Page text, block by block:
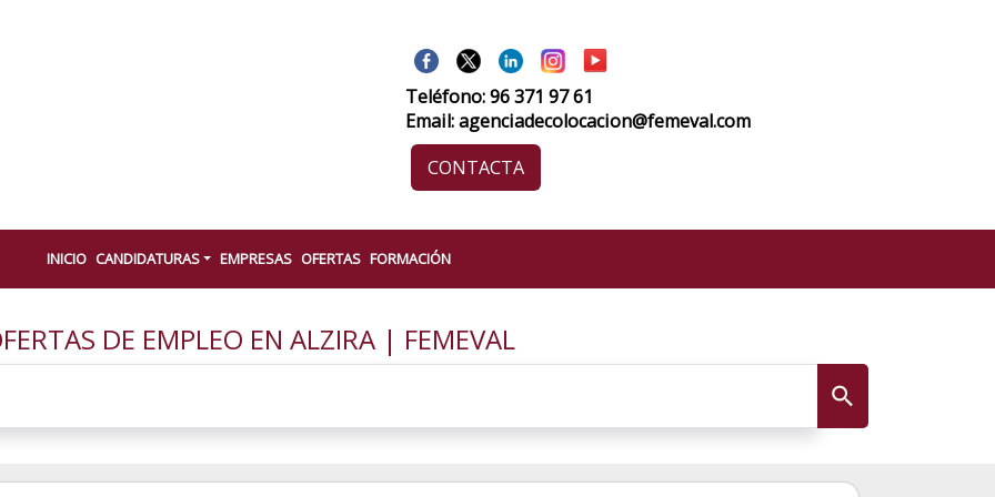
Teléfono: 96 371 97 61
Email: agenciadecolocacion@femeval.com
CONTACTA
INICIO CANDIDATURAS EMPRESAS OFERTAS FORMACIÓN
DE EMPLEO EN ALZIRA | FEMEVAL